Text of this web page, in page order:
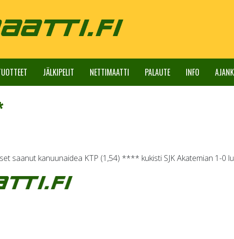
JÄLKIPELIT NETTIMAATTI PALAUTE INFO
saanut kanuunaidea KTP (1,54) **** kukisti SJK Akatemian 1-0